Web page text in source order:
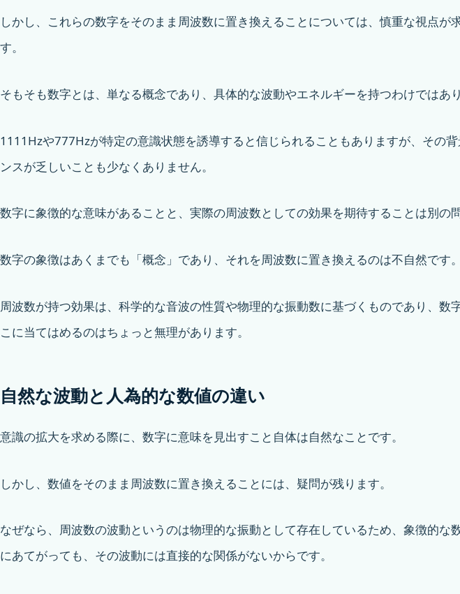
しかし、これらの数字をそのまま周波数に置き換えることについては、慎重な視点が
す。
そもそも数字とは、単なる概念であり、具体的な波動やエネルギーを持つわけではあり
1111Hzや777Hzが特定の意識状態を誘導すると信じられることもありますが、その
ンスが乏しいことも少なくありません。
数字に象徴的な意味があることと、実際の周波数としての効果を期待することは別の問
数字の象徴はあくまでも「概念」であり、それを周波数に置き換えるのは不自然です。
周波数が持つ効果は、科学的な音波の性質や物理的な振動数に基づくものであり、数
こに当てはめるのはちょっと無理があります。
自然な波動と人為的な数値の違い
意識の拡大を求める際に、数字に意味を見出すこと自体は自然なことです。
しかし、数値をそのまま周波数に置き換えることには、疑問が残ります。
なぜなら、周波数の波動というのは物理的な振動として存在しているため、象徴的な
にあてがっても、その波動には直接的な関係がないからです。